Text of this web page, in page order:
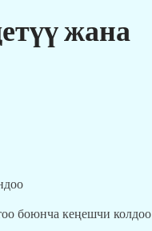
жана
боюнча кеңешчи колдоо